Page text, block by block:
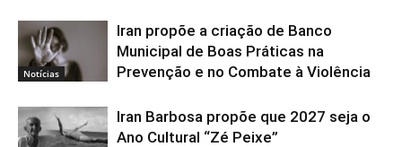
Notícias
Iran propõe a criação de Banco
Municipal de Boas Práticas na
Prevenção e no Combate à Violência
Iran Barbosa propõe que 2027 seja o
Ano Cultural “Zé Peixe”